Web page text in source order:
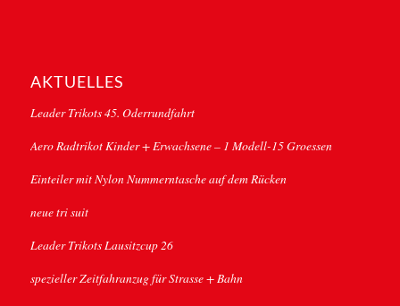
AKTUELLES
Leader Trikots 45. Oderrundfahrt
Aero Radtrikot Kinder + Erwachsene – 1 Modell-15 Groessen
Einteiler mit Nylon Nummerntasche auf dem Rücken
neue tri suit
Leader Trikots Lausitzcup 26
spezieller Zeitfahranzug für Strasse + Bahn